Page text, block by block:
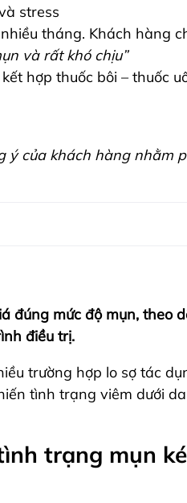
stress
tháng. Khách hàng
và rất khó chịu”
hợp thuốc bôi – thuốc
ý của khách hàng nhằm
đúng mức độ mụn, theo
điều trị.
trường hợp lo sợ tác
tình trạng viêm dưới da
trạng mụn